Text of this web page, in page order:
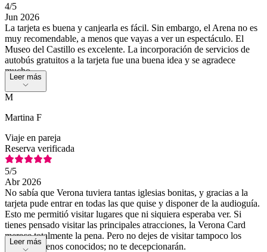
4/5
Jun 2026
La tarjeta es buena y canjearla es fácil. Sin embargo, el Arena no es
muy recomendable, a menos que vayas a ver un espectáculo. El
Museo del Castillo es excelente. La incorporación de servicios de
autobús gratuitos a la tarjeta fue una buena idea y se agradece
mucho.
Leer más
M
Martina F
Viaje en pareja
Reserva verificada
5/5
Abr 2026
No sabía que Verona tuviera tantas iglesias bonitas, y gracias a la
tarjeta pude entrar en todas las que quise y disponer de la audioguía.
Esto me permitió visitar lugares que ni siquiera esperaba ver. Si
tienes pensado visitar las principales atracciones, la Verona Card
merece totalmente la pena. Pero no dejes de visitar tampoco los
rincones menos conocidos; no te decepcionarán.
Leer más